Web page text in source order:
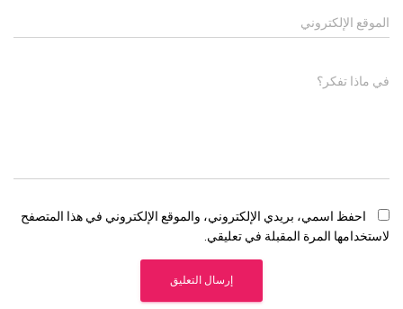
الموقع الإلكتروني
في ماذا تفكر؟
احفظ اسمي، بريدي الإلكتروني، والموقع الإلكتروني في هذا المتصفح
لاستخدامها المرة المقبلة في تعليقي.